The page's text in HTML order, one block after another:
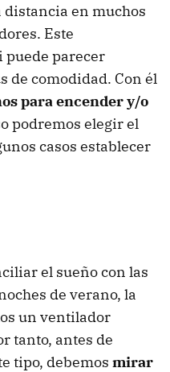
en muchos
Este
puede parecer
de comodidad. Con él
para encender y/o
podremos elegir el
casos establecer
el sueño con las
de verano, la
un ventilador
tanto, antes de
tipo, debemos mirar